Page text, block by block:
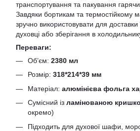
транспортування та пакування
Завдяки бортикам та термостійкому
зручно використовувати для доставки
духовці або зберігання в
Переваги:
Обʼєм: 2380 мл
Розмір: 318*214*39 мм
Матеріал: алюмінієва фольга
Сумісний із ламінованою
окремо)
Підходить для духової шафи,